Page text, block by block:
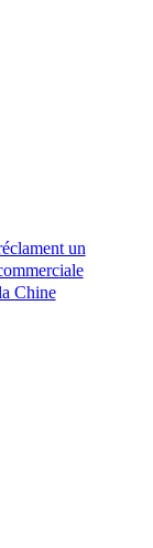
un
Chine